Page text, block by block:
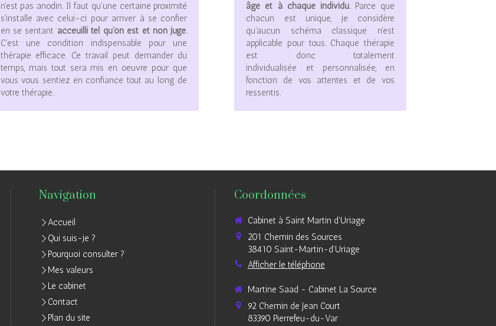
n'est pas anodin. Il faut qu'une certaine proximité
s'installe avec celui-ci pour arriver à se confier
en se sentant acceuilli tel qu'on est et non jugé.
C'est une condition indispensable pour une
thérapie efficace. Ce travail peut demander du
temps, mais tout sera mis en oeuvre pour que
vous vous sentiez en confiance tout au long de
votre thérapie.
âge et à chaque individu.Parce que
chacun est unique, je considère
qu'aucun schéma classique n'est
applicable pour tous. Chaque thérapie
est donc totalement
individualisée et personnalisée, en
fonction de vos attentes et de vos
ressentis.
Navigation
Accueil
Qui suis-je ?
Pourquoi consulter ?
Mes valeurs
Le cabinet
Contact
Plan du site
Coordonnées
Cabinet à Saint Martin d'Uriage
201 Chemin des Sources
38410 Saint-Martin-d'Uriage
Afficher le téléphone
Martine Saad - Cabinet La Source
92 Chemin de Jean Court
83390 Pierrefeu-du-Var